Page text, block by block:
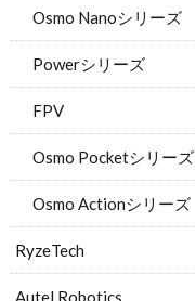
Osmo Nanoシリーズ
Powerシリーズ
FPV
Osmo Pocketシリーズ
Osmo Actionシリーズ
RyzeTech
Autel Robotics